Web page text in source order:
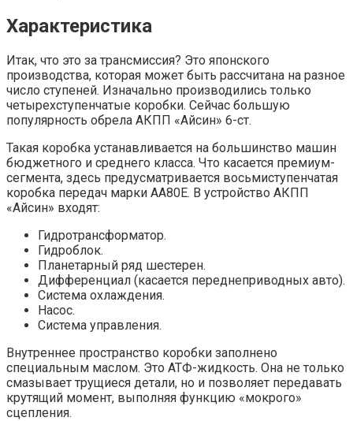
Характеристика
Итак, что это за трансмиссия? Это японского
производства, которая может быть рассчитана на разное
число ступеней. Изначально производились только
четырехступенчатые коробки. Сейчас большую
популярность обрела АКПП «Айсин» 6-ст.
Такая коробка устанавливается на большинство машин
бюджетного и среднего класса. Что касается премиум-
сегмента, здесь предусматривается восьмиступенчатая
коробка передач марки АА80Е. В устройство АКПП
«Айсин» входят:
Гидротрансформатор.
Гидроблок.
Планетарный ряд шестерен.
Дифференциал (касается переднеприводных авто).
Система охлаждения.
Насос.
Система управления.
Внутреннее пространство коробки заполнено
специальным маслом. Это АТФ-жидкость. Она не только
смазывает трущиеся детали, но и позволяет передавать
крутящий момент, выполняя функцию «мокрого»
сцепления.